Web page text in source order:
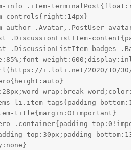
info .item-
controls{right:14px}
author .Avatar,.PostUser-
.DiscussionListItem-
.DiscussionListItem-badges
i.loli.net/2020/10/30/
wrap:break-
li.item-tags{padding-
title{margin:0!important}
.container{padding-
top:30px;padding-